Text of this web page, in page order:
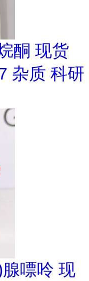
酮 现货
杂质 科研
嘌呤 现